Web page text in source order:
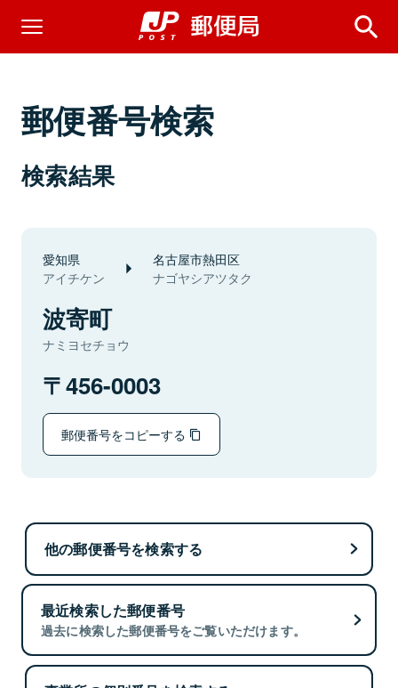
郵便番号検索
検索結果
愛知県
アイチケン
名古屋市熱田区
ナゴヤシアツタク
波寄町
ナミヨセチョウ
456-0003
郵便番号をコピーする
他の郵便番号を検索する
最近検索した郵便番号
過去に検索した郵便番号をご覧いただけます。